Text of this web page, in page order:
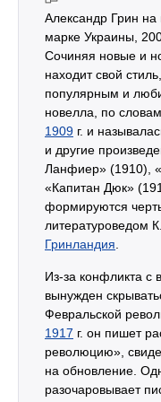
Александр Грин на
марке Украины,
Сочиняя новые и
находит свой
популярным и
новелла, по
1909 г. и
и другие
Ланфиер» (1910),
«Капитан Дюк»
формируются
литературоведом
Гринландия
Из-за конфликта с
вынужден
Февральской
1917 г. он пишет
революцию»,
на обновление.
разочаровывает